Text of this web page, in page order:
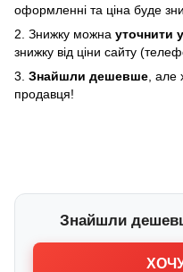
оформленні та ціна буде
2. Знижку можна уточнити
знижку від ціни сайту
3. Знайшли дешевше ,
продавця!
Знайшли